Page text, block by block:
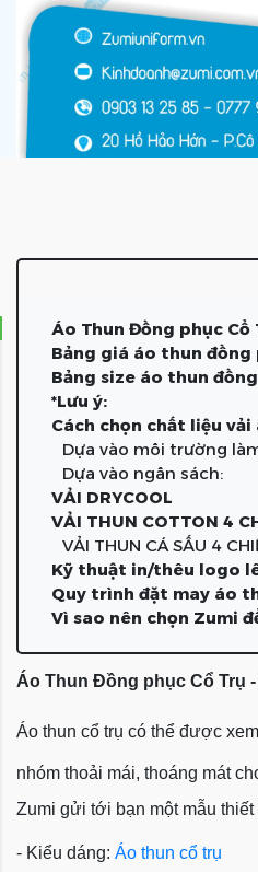
Áo Thun Đồng phục Cổ
Bảng giá áo thun đồng
Bảng size áo thun
*Lưu ý:
Cách chọn chất liệu
Dựa vào môi trường
Dựa vào ngân sách:
VẢI DRYCOOL
VẢI THUN COTTON 4
VẢI THUN CÁ SẤU 4
Kỹ thuật in/thêu logo
Quy trình đặt may áo
Vì sao nên chọn Zumi
Áo Thun Đồng phục Cổ Trụ -
Áo thun cổ trụ có thể được
nhóm thoải mái, thoáng mát
Zumi gửi tới bạn một mẫu thiết
- Kiểu dáng: Áo thun cổ trụ